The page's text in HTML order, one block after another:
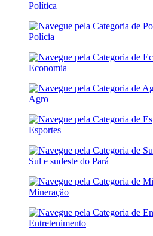
Política
Polícia
Economia
Agro
Esportes
Sul e sudeste do Pará
Mineração
Entretenimento